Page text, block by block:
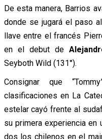
De esta manera, Barrios
donde se jugará el paso
llave entre el francés
en el debut de
Seyboth Wild (131°).
Consignar que
clasificaciones en La
estelar cayó frente al
su primera experiencia en
dos los chilenos en el